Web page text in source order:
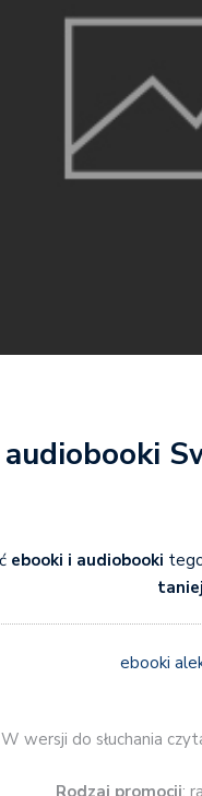
ebooki i audiobooki
taniej
W wersji do słuchania
Rodzaj promocji: